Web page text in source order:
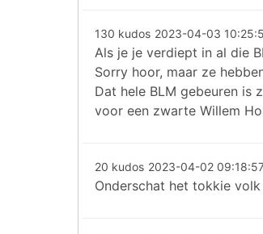
130 kudos 2023-04-03
Als je je verdiept in al die
Sorry hoor, maar ze
Dat hele BLM gebeuren is
voor een zwarte Willem
20 kudos 2023-04-02
Onderschat het tokkie